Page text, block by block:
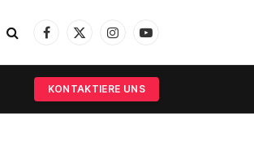
Facebook
X
InstagramYouTube
KONTAKTIERE UNS